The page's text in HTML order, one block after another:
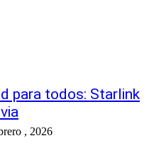
para todos: Starlink
, 2026